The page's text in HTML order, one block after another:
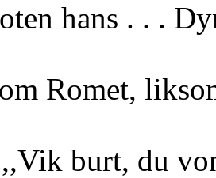
hans . . .
Romet,
burt, du